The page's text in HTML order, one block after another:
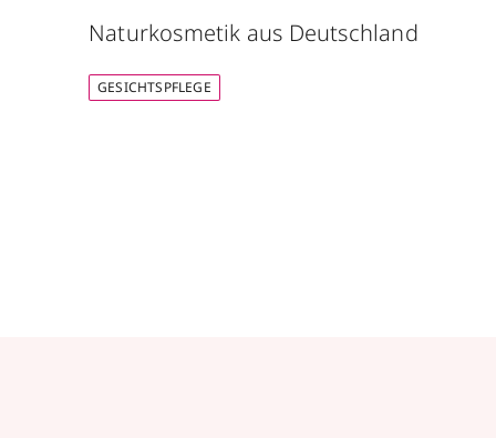
Naturkosmetik aus Deutschland
GESICHTSPFLEGE